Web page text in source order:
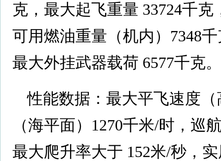
克，最大起飞重量 33724千
可用燃油重量（机内）7348
最大外挂武器载荷 6577千克。
性能数据：最大平飞速度（
（海平面）1270千米/时，巡
最大爬升率大于 152米/秒，